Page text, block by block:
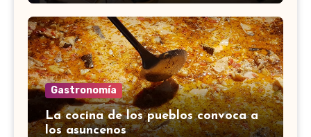
Gastronomía
La cocina de los pueblos convoca a
los asuncenos